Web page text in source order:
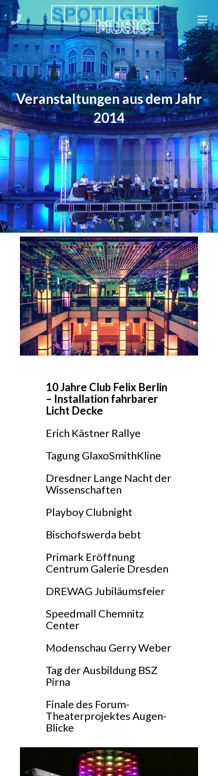
Veranstaltungen aus dem Jahr
2014
10 Jahre Club Felix Berlin
– Installation fahrbarer
Licht Decke
Erich Kästner Rallye
Tagung GlaxoSmithKline
Dresdner Lange Nacht der
Wissenschaften
Playboy Clubnight
Bischofswerda bebt
Primark Eröffnung
Centrum Galerie Dresden
DREWAG Jubiläumsfeier
Speedmall Chemnitz
Center
Modenschau Gerry Weber
Tag der Ausbildung BSZ
Pirna
Finale des Forum-
Theaterprojektes Augen-
Blicke